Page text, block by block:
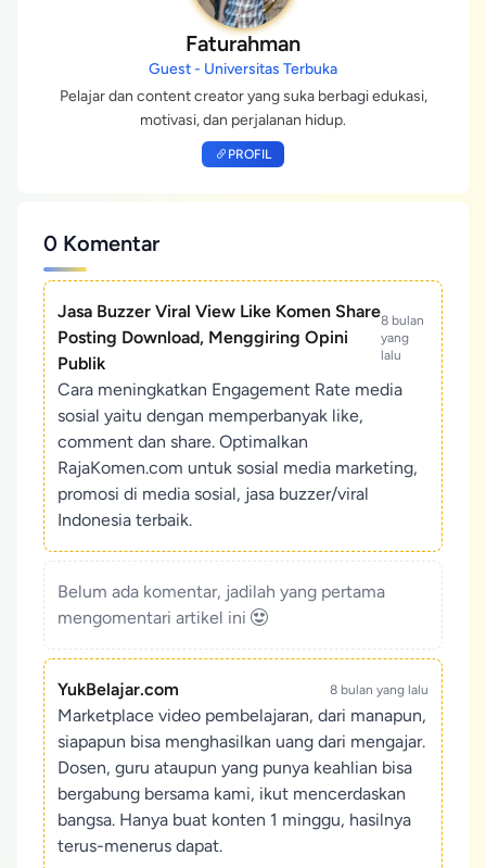
Faturahman
Guest - Universitas Terbuka
Pelajar dan content creator yang suka berbagi edukasi,
motivasi, dan perjalanan hidup.
PROFIL
0 Komentar
Jasa Buzzer Viral View Like Komen Share
Posting Download, Menggiring Opini
Publik
8 bulan
yang
lalu
Cara meningkatkan Engagement Rate media
sosial yaitu dengan memperbanyak like,
comment dan share. Optimalkan
RajaKomen.com untuk sosial media marketing,
promosi di media sosial, jasa buzzer/viral
Indonesia terbaik.
Belum ada komentar, jadilah yang pertama
mengomentari artikel ini
YukBelajar.com 8 bulan yang lalu
Marketplace video pembelajaran, dari manapun,
siapapun bisa menghasilkan uang dari mengajar.
Dosen, guru ataupun yang punya keahlian bisa
bergabung bersama kami, ikut mencerdaskan
bangsa. Hanya buat konten 1 minggu, hasilnya
terus-menerus dapat.